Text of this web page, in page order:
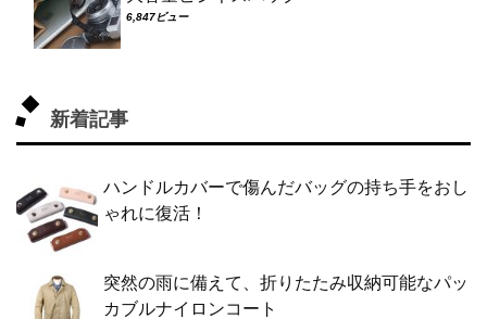
6,847ビュー
新着記事
ハンドルカバーで傷んだバッグの持ち手をおし
ゃれに復活！
突然の雨に備えて、折りたたみ収納可能なパッ
カブルナイロンコート